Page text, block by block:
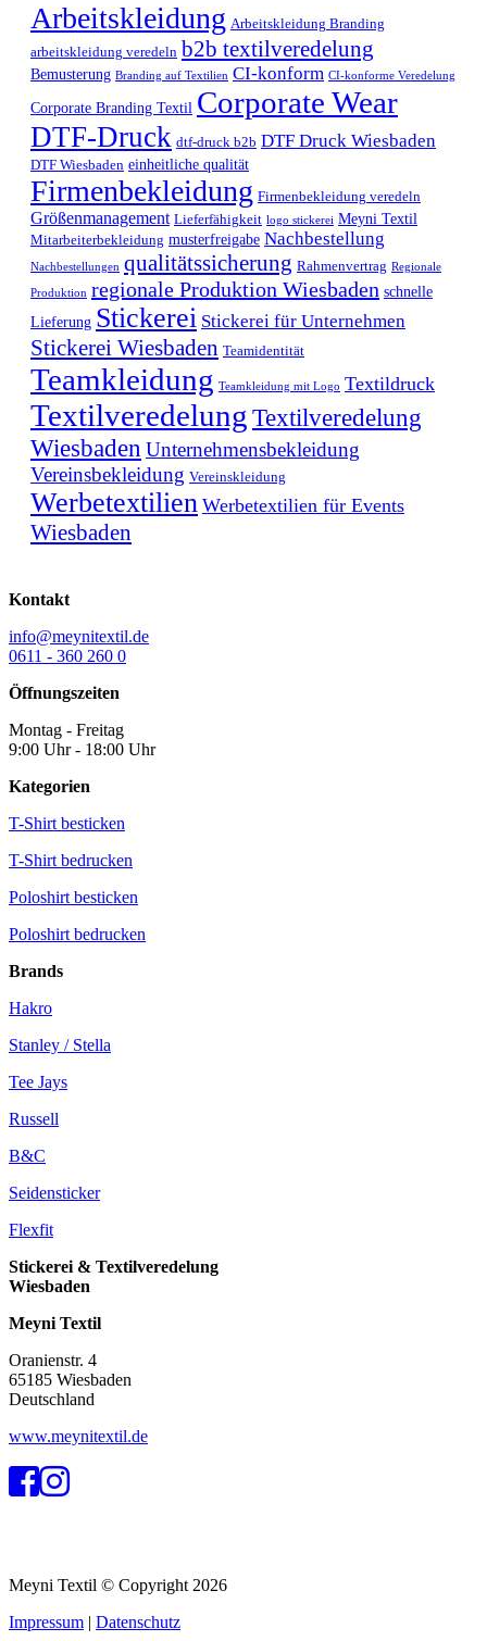
Arbeitskleidung Arbeitskleidung Branding
arbeitskleidung veredeln b2b textilveredelung
Bemusterung Branding auf Textilien CI-konform CI-konforme Veredelung
Corporate Branding Textil Corporate Wear
DTF-Druck dtf-druck b2b DTF Druck Wiesbaden
DTF Wiesbaden einheitliche qualität
Firmenbekleidung Firmenbekleidung veredeln
Größenmanagement Lieferfähigkeit logo stickerei Meyni Textil
Mitarbeiterbekleidung musterfreigabe Nachbestellung
Nachbestellungen qualitätssicherung Rahmenvertrag Regionale
Produktion regionale Produktion Wiesbaden schnelle
Lieferung Stickerei Stickerei für Unternehmen
Stickerei Wiesbaden Teamidentität
Teamkleidung Teamkleidung mit Logo Textildruck
TextilveredelungTextilveredelung
Wiesbaden Unternehmensbekleidung
Vereinsbekleidung Vereinskleidung
Werbetextilien Werbetextilien für Events
Wiesbaden
Kontakt
info@meynitextil.de
0611 - 360 260 0
Öffnungszeiten
Montag - Freitag
9:00 Uhr - 18:00 Uhr
Kategorien
T-Shirt besticken
T-Shirt bedrucken
Poloshirt besticken
Poloshirt bedrucken
Brands
Hakro
Stanley / Stella
Tee Jays
Russell
B&C
Seidensticker
Flexfit
Stickerei & Textilveredelung
Wiesbaden
Meyni Textil
Oranienstr. 4
65185 Wiesbaden
Deutschland
www.meynitextil.de
Meyni Textil © Copyright 2026
Impressum | Datenschutz